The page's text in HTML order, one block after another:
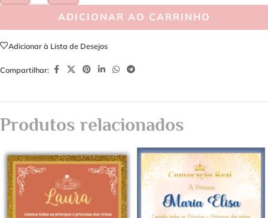
ADICIONAR AO CARRINHO
Adicionar à Lista de Desejos
Compartilhar:
Produtos relacionados